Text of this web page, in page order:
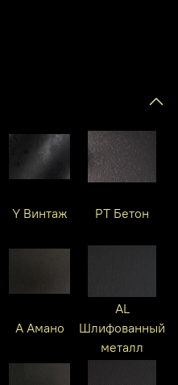
Y Винтаж PT Бетон
A Амано
AL
Шлифованный
металл